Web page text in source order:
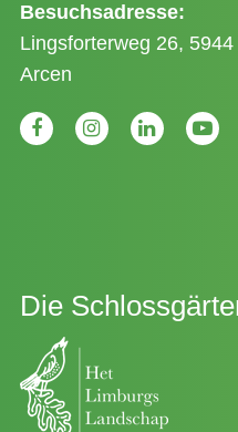
Besuchsadresse:
Lingsforterweg 26, 5944
Arcen
Die